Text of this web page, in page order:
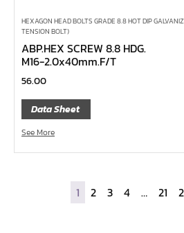
ไขควงแฉก-Pozi
ไขควงแฉก
ไขควง แบน
ไขควงตอก
ดอกไขควงลม 1/4"
ดอกไขควงตอก 7/16"
ดอกไขควงตอก 5/16"
สามทางเกลียวในทองเหลือง (SI)
HEXAGON HEAD BOLTS GRADE 8.8 HOT DIP
TENSION BOLT)
ABP.HEX SCREW 8.8 HDG.
M16-2.0x40mm.F/T
56.00
Data Sheet
See More
1 2 3 4 … 21